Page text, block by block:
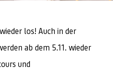
los! Auch in der
ab dem 5.11. wieder
und